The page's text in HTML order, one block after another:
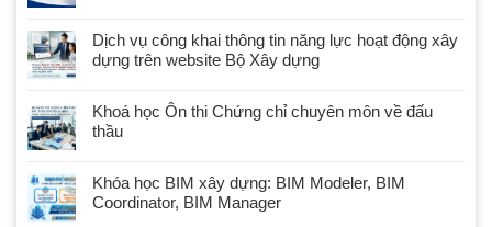
Dịch vụ công khai thông tin năng lực hoạt động xây
dựng trên website Bộ Xây dựng
Khoá học Ôn thi Chứng chỉ chuyên môn về đấu
thầu
Khóa học BIM xây dựng: BIM Modeler, BIM
Coordinator, BIM Manager